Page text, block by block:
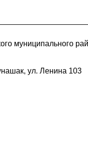
муниципального
ул. Ленина 103